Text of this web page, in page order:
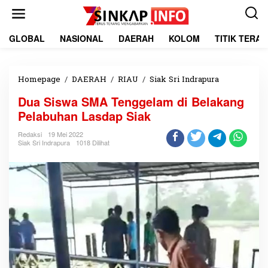
GLOBAL NASIONAL DAERAH KOLOM TITIK
Homepage / DAERAH / RIAU / Siak Sri Indrapura
a
s
w
S
M
A
n
g
Dua Siswa SMA Tenggelam di Belakang
Pelabuhan Lasdap Siak
Redaksi
19 Mei 2022
Siak Sri Indrapura
1018 Dilihat